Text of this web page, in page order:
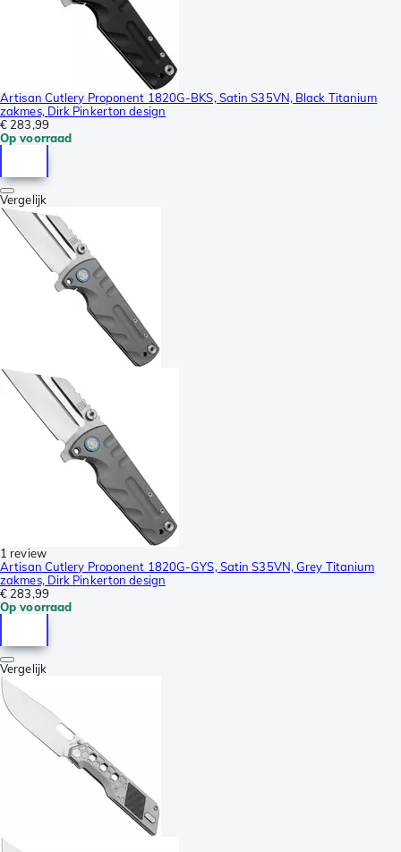
Artisan Cutlery Proponent 1820G-BKS, Satin S35VN, Black Titanium
zakmes, Dirk Pinkerton design
€ 283,99
Op voorraad
Vergelijk
1 review
Artisan Cutlery Proponent 1820G-GYS, Satin S35VN, Grey Titanium
zakmes, Dirk Pinkerton design
€ 283,99
Op voorraad
Vergelijk